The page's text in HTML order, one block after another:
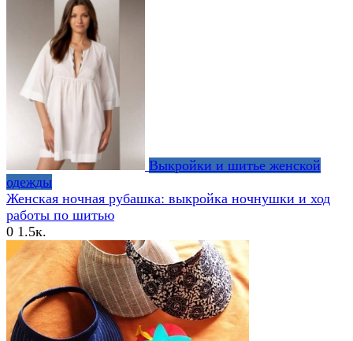
Выкройки и шитье женской
одежды
Женская ночная рубашка: выкройка ночнушки и ход
работы по шитью
0 1.5к.